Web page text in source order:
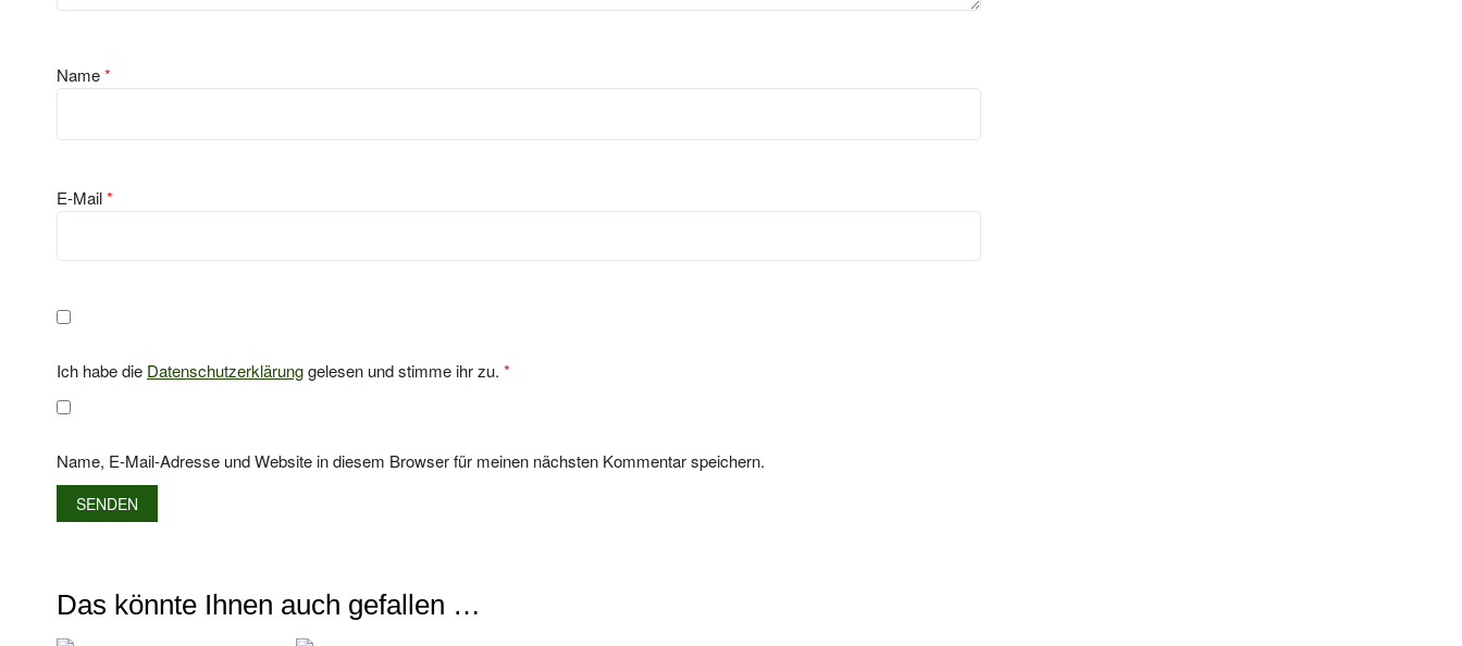
Name*
E-Mail*
Ich habe die Datenschutzerklärunggelesen und stimme ihr zu. *
Name, E-Mail-Adresse und Website in diesem Browser für meinen nächsten Kommentar speichern.
Das könnte Ihnen auch gefallen …